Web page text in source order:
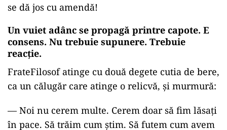
se dă jos cu amendă!
Un vuiet adânc se propagă printre capote. E
consens. Nu trebuie supunere. Trebuie
reacție.
FrateFilosof atinge cu două degete cutia de bere,
ca un călugăr care atinge o relicvă, și murmură:
— Noi nu cerem multe. Cerem doar să fim lăsați
în pace. Să trăim cum știm. Să futem cum avem